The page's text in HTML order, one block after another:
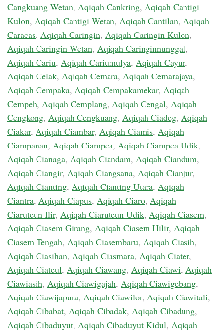
Cangkuang Wetan, Aqiqah Cankring, Aqiqah Cantigi
Kulon, Aqiqah Cantigi Wetan, Aqiqah Cantilan, Aqiqah
Caracas, Aqiqah Caringin, Aqiqah Caringin Kulon,
Aqiqah Caringin Wetan, Aqiqah Caringinnunggal,
Aqiqah Cariu, Aqiqah Cariumulya, Aqiqah Cayur,
Aqiqah Celak, Aqiqah Cemara, Aqiqah Cemarajaya,
Aqiqah Cempaka, Aqiqah Cempakamekar, Aqiqah
Cempeh, Aqiqah Cemplang, Aqiqah Cengal, Aqiqah
Cengkong, Aqiqah Cengkuang, Aqiqah Ciadeg, Aqiqah
Ciakar, Aqiqah Ciambar, Aqiqah Ciamis, Aqiqah
Ciampanan, Aqiqah Ciampea, Aqiqah Ciampea Udik,
Aqiqah Cianaga, Aqiqah Ciandam, Aqiqah Ciandum,
Aqiqah Ciangir, Aqiqah Ciangsana, Aqiqah Cianjur,
Aqiqah Cianting, Aqiqah Cianting Utara, Aqiqah
Ciantra, Aqiqah Ciapus, Aqiqah Ciaro, Aqiqah
Ciaruteun Ilir, Aqiqah Ciaruteun Udik, Aqiqah Ciasem,
Aqiqah Ciasem Girang, Aqiqah Ciasem Hilir, Aqiqah
Ciasem Tengah, Aqiqah Ciasembaru, Aqiqah Ciasih,
Aqiqah Ciasihan, Aqiqah Ciasmara, Aqiqah Ciater,
Aqiqah Ciateul, Aqiqah Ciawang, Aqiqah Ciawi, Aqiqah
Ciawiasih, Aqiqah Ciawigajah, Aqiqah Ciawigebang,
Aqiqah Ciawijapura, Aqiqah Ciawilor, Aqiqah Ciawitali,
Aqiqah Cibabat, Aqiqah Cibadak, Aqiqah Cibadung,
Aqiqah Cibaduyut, Aqiqah Cibaduyut Kidul, Aqiqah